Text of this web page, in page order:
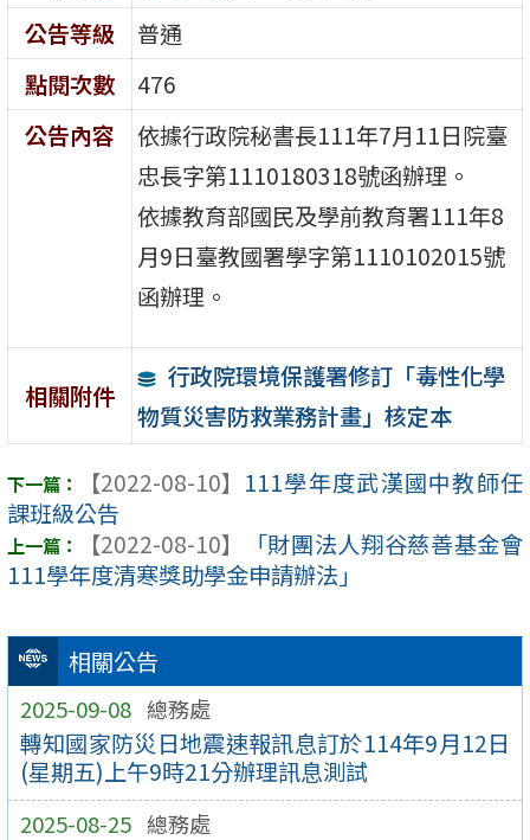
相關公告
2025-09-08 總務處
轉知國家防災日地震速報訊息訂於114年9月12日
(星期五)上午9時21分辦理訊息測試
2025-08-25 總務處
公告等級
普通
點閱次數
476
公告內容
依據行政院秘書長111年7月11日院臺
忠長字第1110180318號函辦理。
依據教育部國民及學前教育署111年8
月9日臺教國署學字第1110102015號
函辦理。
相關附件
行政院環境保護署修訂「毒性化學
物質災害防救業務計畫」核定本
【2022-08-10】 111學年度武漢國中教師任
課班級公告
【2022-08-10】
「財團法人翔谷慈善基金會
111學年度清寒獎助學金申請辦法」